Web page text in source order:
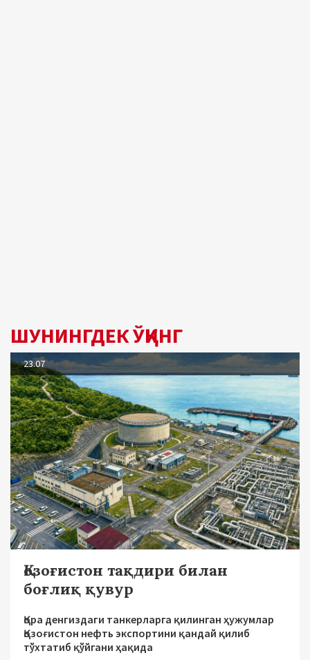
ШУНИНГДЕК ЎҚИНГ
23.07
Қозоғистон тақдири билан
боғлиқ қувур
Қора денгиздаги танкерларга қилинган ҳужумлар
Қозоғистон нефть экспортини қандай қилиб
тўхтатиб қўйгани ҳақида